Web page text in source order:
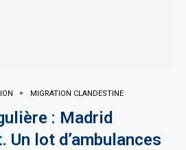
MIGRATION CLANDESTINE
: Madrid
Un lot d’ambulances